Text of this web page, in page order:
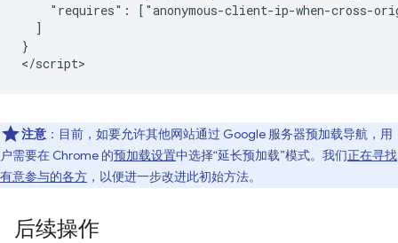
"requires": ["anonymous-client-ip-when-cross-
  ]
}
注意 ：目前，如要允许其他网站通过 Google 服务器预加载导航，用
户需要在 Chrome 的预加载设置中选择“延长预加载”模式。我们正在寻找
有意参与的各方 ，以便进一步改进此初始方法。
后续操作